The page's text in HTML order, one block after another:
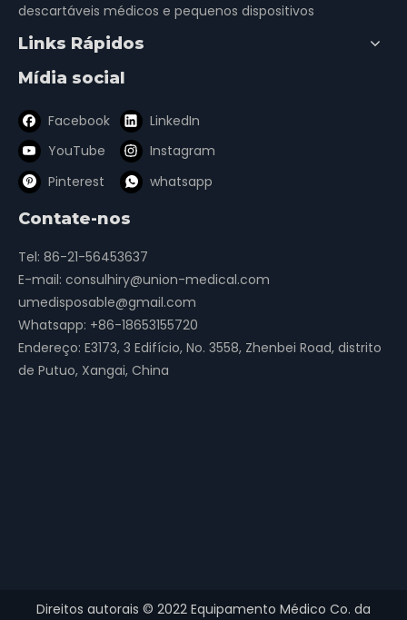
Tubo de traqueostomia
punho
1
tubos de traqueostomia
máscaras de anestesia de silicone
máscaras de anestesia com almofada de ar
Máscaras de anestesia em PVC
descartáveis ​​médicos e pequenos dispositivos
Links Rápidos
Mídia social
Facebook
LinkedIn
YouTube
Instagram
Pinterest
whatsapp
Contate-nos
Tel: 86-21-56453637
E-mail: consulhiry@union-medical.com
umedisposable@gmail.com
Whatsapp: +86-18653155720
Endereço: E3173, 3 Edifício, No. 3558, Zhenbei Road, distrito
de Putuo, Xangai, China
Direitos autorais © 2022 Equipamento Médico Co. da